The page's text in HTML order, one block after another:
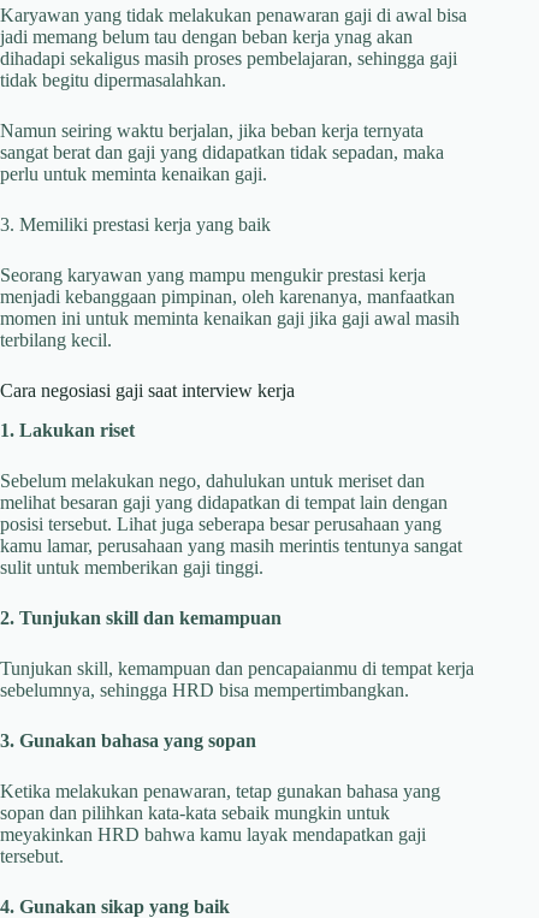
Karyawan yang tidak melakukan penawaran gaji di awal bisa
jadi memang belum tau dengan beban kerja ynag akan
dihadapi sekaligus masih proses pembelajaran, sehingga gaji
tidak begitu dipermasalahkan.
Namun seiring waktu berjalan, jika beban kerja ternyata
sangat berat dan gaji yang didapatkan tidak sepadan, maka
perlu untuk meminta kenaikan gaji.
3. Memiliki prestasi kerja yang baik
Seorang karyawan yang mampu mengukir prestasi kerja
menjadi kebanggaan pimpinan, oleh karenanya, manfaatkan
momen ini untuk meminta kenaikan gaji jika gaji awal masih
terbilang kecil.
Cara negosiasi gaji saat interview kerja
1. Lakukan riset
Sebelum melakukan nego, dahulukan untuk meriset dan
melihat besaran gaji yang didapatkan di tempat lain dengan
posisi tersebut. Lihat juga seberapa besar perusahaan yang
kamu lamar, perusahaan yang masih merintis tentunya sangat
sulit untuk memberikan gaji tinggi.
2. Tunjukan skill dan kemampuan
Tunjukan skill, kemampuan dan pencapaianmu di tempat kerja
sebelumnya, sehingga HRD bisa mempertimbangkan.
3. Gunakan bahasa yang sopan
Ketika melakukan penawaran, tetap gunakan bahasa yang
sopan dan pilihkan kata-kata sebaik mungkin untuk
meyakinkan HRD bahwa kamu layak mendapatkan gaji
tersebut.
4. Gunakan sikap yang baik